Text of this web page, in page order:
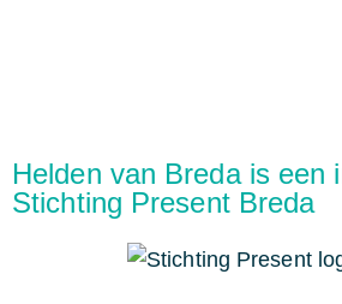
Helden van Breda is een
Stichting Present Breda